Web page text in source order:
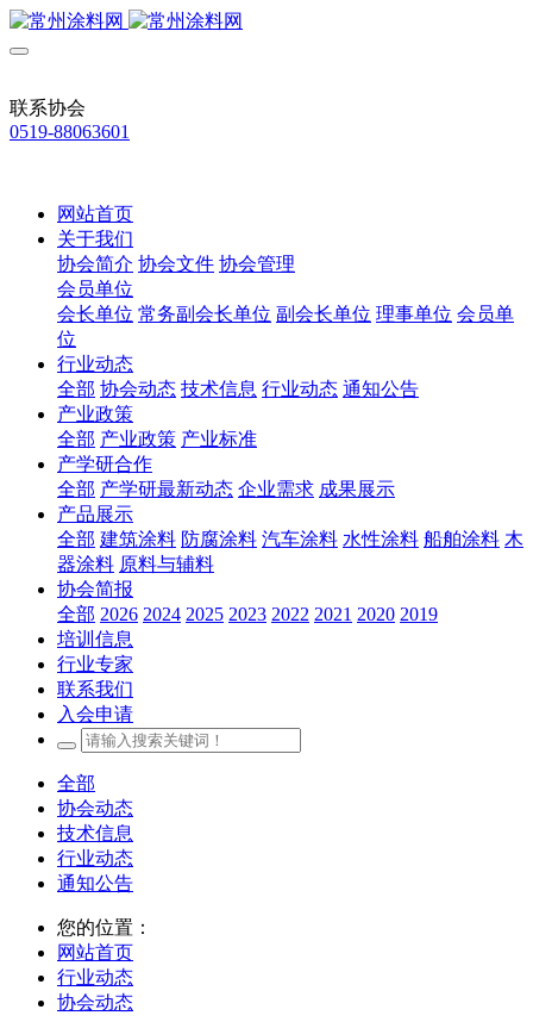
联系协会
0519-88063601
网站首页
关于我们
协会简介 协会文件 协会管理
会员单位
会长单位 常务副会长单位 副会长单位 理事单位 会员单
位
行业动态
全部 协会动态 技术信息 行业动态 通知公告
产业政策
全部 产业政策 产业标准
产学研合作
全部 产学研最新动态 企业需求 成果展示
产品展示
全部 建筑涂料 防腐涂料 汽车涂料 水性涂料 船舶涂料 木
器涂料 原料与辅料
协会简报
全部 2026 2024 2025 2023 2022 2021 2020 2019
培训信息
行业专家
联系我们
入会申请
全部
协会动态
技术信息
行业动态
通知公告
您的位置：
网站首页
行业动态
协会动态